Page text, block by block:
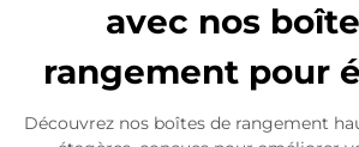
avec nos
rangement pour
Découvrez nos boîtes de rangement